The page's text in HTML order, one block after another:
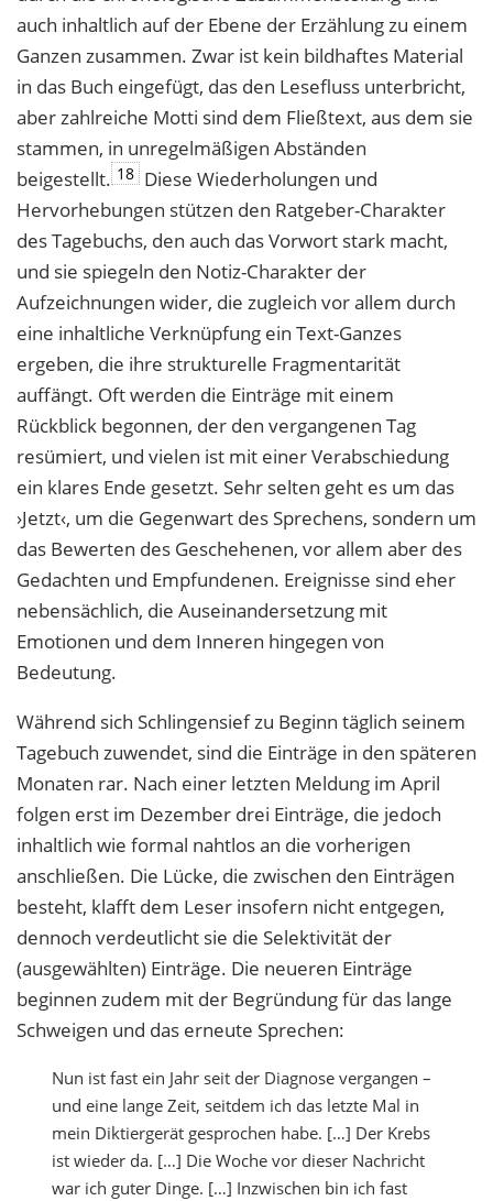
auch inhaltlich auf der Ebene der Erzählung zu einem
Ganzen zusammen. Zwar ist kein bildhaftes Material
in das Buch eingefügt, das den Lesefluss unterbricht,
aber zahlreiche Motti sind dem Fließtext, aus dem sie
stammen, in unregelmäßigen Abständen
beigestellt. 18 Diese Wiederholungen und
Hervorhebungen stützen den Ratgeber-Charakter
des Tagebuchs, den auch das Vorwort stark macht,
und sie spiegeln den Notiz-Charakter der
Aufzeichnungen wider, die zugleich vor allem durch
eine inhaltliche Verknüpfung ein Text-Ganzes
ergeben, die ihre strukturelle Fragmentarität
auffängt. Oft werden die Einträge mit einem
Rückblick begonnen, der den vergangenen Tag
resümiert, und vielen ist mit einer Verabschiedung
ein klares Ende gesetzt. Sehr selten geht es um das
›Jetzt‹, um die Gegenwart des Sprechens, sondern um
das Bewerten des Geschehenen, vor allem aber des
Gedachten und Empfundenen. Ereignisse sind eher
nebensächlich, die Auseinandersetzung mit
Emotionen und dem Inneren hingegen von
Bedeutung.
Während sich Schlingensief zu Beginn täglich seinem
Tagebuch zuwendet, sind die Einträge in den späteren
Monaten rar. Nach einer letzten Meldung im April
folgen erst im Dezember drei Einträge, die jedoch
inhaltlich wie formal nahtlos an die vorherigen
anschließen. Die Lücke, die zwischen den Einträgen
besteht, klafft dem Leser insofern nicht entgegen,
dennoch verdeutlicht sie die Selektivität der
(ausgewählten) Einträge. Die neueren Einträge
beginnen zudem mit der Begründung für das lange
Schweigen und das erneute Sprechen:
Nun ist fast ein Jahr seit der Diagnose vergangen –
und eine lange Zeit, seitdem ich das letzte Mal in
mein Diktiergerät gesprochen habe. […] Der Krebs
ist wieder da. […] Die Woche vor dieser Nachricht
war ich guter Dinge. […] Inzwischen bin ich fast